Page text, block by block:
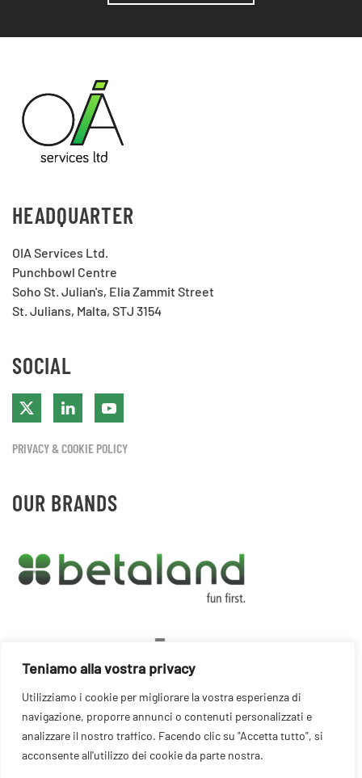
Teniamo alla vostra privacy
Utilizziamo i cookie per migliorare la vostra esperienza di
navigazione, proporre annunci o contenuti personalizzati e
analizzare il nostro traffico. Facendo clic su "Accetta tutto", si
acconsente all'utilizzo dei cookie da parte nostra.
HEADQUARTER
OIA Services Ltd.
Punchbowl Centre
Soho St. Julian's, Elia Zammit Street
St. Julians, Malta, STJ 3154
SOCIAL
PRIVACY & COOKIE POLICY
OUR BRANDS